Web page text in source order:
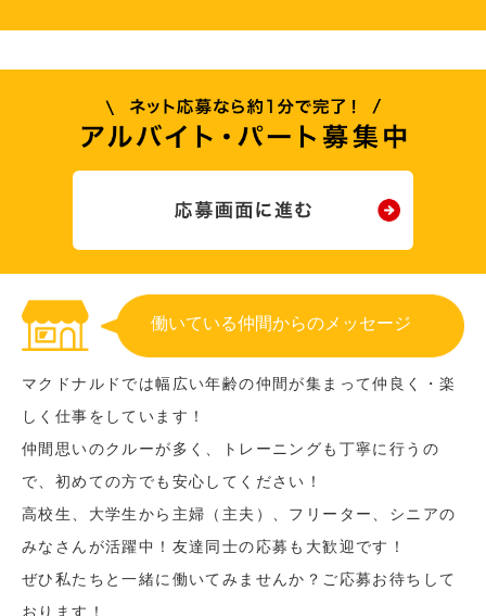
働いている仲間からのメッセージ
マクドナルドでは幅広い年齢の仲間が集まって仲良く・楽
しく仕事をしています！
仲間思いのクルーが多く、トレーニングも丁寧に行うの
で、初めての方でも安心してください！
高校生、大学生から主婦（主夫）、フリーター、シニアの
みなさんが活躍中！友達同士の応募も大歓迎です！
ぜひ私たちと一緒に働いてみませんか？ご応募お待ちして
おります！